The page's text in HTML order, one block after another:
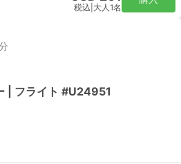
税込 大人1名
| フライト #U24951